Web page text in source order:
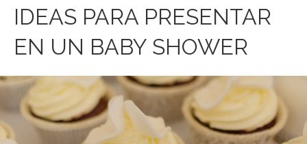
IDEAS PARA PRESENTAR
EN UN BABY SHOWER